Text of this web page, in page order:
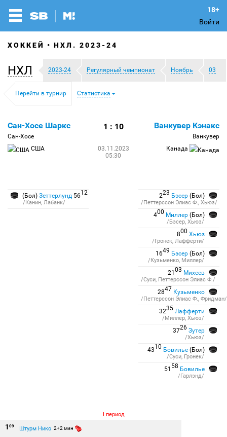
Войти
ХОККЕЙ НХЛ. 2023-24
НХЛ 2023-24 Регулярный чемпионат Ноябрь 03
Перейти в турнир Статистика
Сан-Хосе Шаркс
Сан-Хосе
США
1 : 10
03.11.2023
05:30
Ванкувер Кэнакс
Ванкувер
Канада
(Бол) Зеттерлунд 5612
/Канин, Лабанк/
223 Бэсер (Бол)
/Петтерссон Элиас Ф., Хьюз/
400 Миллер (Бол)
/Бэсер, Хьюз/
800 Хьюз
/Гронек, Лафферти/
1649 Бэсер (Бол)
/Кузьменко, Миллер/
21 03 Михеев
/Суси, Петтерссон Элиас Ф./
2847 Кузьменко
/Петтерссон Элиас Ф., Фридман/
3235 Лафферти
/Миллер, Хьюз/
3726 Зутер
/Хьюз/
4310 Бовилье (Бол)
/Суси, Гронек/
51 58 Бовилье
/Гарлэнд/
I период
1 09 Штурм Нико 2+2 мин